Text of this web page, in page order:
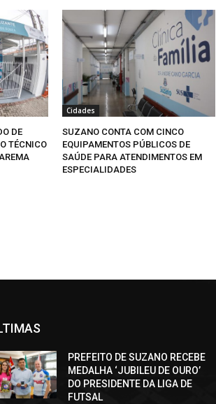
DE
TÉCNICO
Cidades
SUZANO CONTA COM CINCO
EQUIPAMENTOS PÚBLICOS DE
SAÚDE PARA ATENDIMENTOS EM
ESPECIALIDADES
PREFEITO DE SUZANO RECEBE
MEDALHA ‘JUBILEU DE OURO’
DO PRESIDENTE DA LIGA DE
FUTSAL